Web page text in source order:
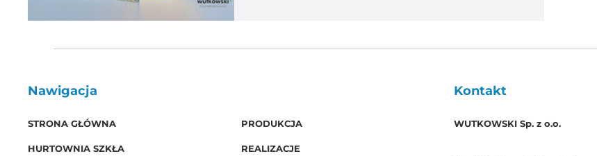
Nawigacja
STRONA GŁÓWNA PRODUKCJA
HURTOWNIA SZKŁA REALIZACJE
Kontakt
WUTKOWSKI Sp. z o.o.